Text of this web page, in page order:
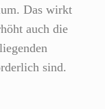
Das wirkt
auch die
sind.